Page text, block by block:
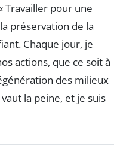
Travailler pour une
préservation de la
Chaque jour, je
actions, que ce soit à
des milieux
la peine, et je suis